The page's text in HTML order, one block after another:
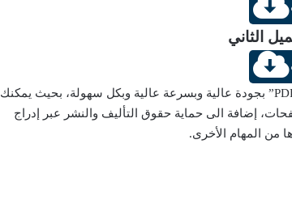
الثاني
يساعدك برنامج PDF Annotator على فتح وتحرير ملفات “PDF” بجودة عالية وبسرعة عالية وبكل سهولة، بحيث يمكنك
إضافة الى حماية حقوق التأليف والنشر عبر إدراج
من المهام الأخرى.